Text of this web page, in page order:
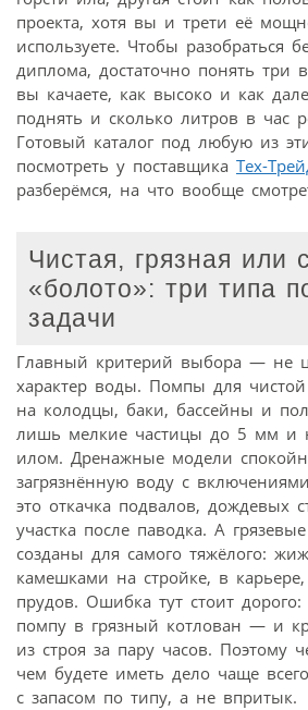
проекта, хотя вы и трети её
используете. Чтобы разобраться
диплома, достаточно понять три
вы качаете, как высоко и как
поднять и сколько литров в час
Готовый каталог под любую из
посмотреть у поставщика Тех-
разберёмся, на что вообще
Чистая, грязная или
«болото»: три типа
задачи
Главный критерий выбора — не
характер воды. Помпы для
на колодцы, баки, бассейны и
лишь мелкие частицы до 5 мм и
илом. Дренажные модели
загрязнённую воду с
это откачка подвалов, дождевых
участка после паводка. А
созданы для самого тяжёлого:
камешками на стройке, в
прудов. Ошибка тут стоит дорого:
помпу в грязный котлован — и
из строя за пару часов. Поэтому
чем будете иметь дело чаще
с запасом по типу, а не впритык.